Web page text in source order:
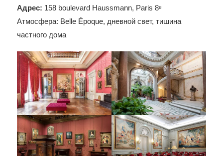
Адрес: 158 boulevard Haussmann, Paris 8ᵉ
Атмосфера: Belle Époque, дневной свет, тишина
частного дома